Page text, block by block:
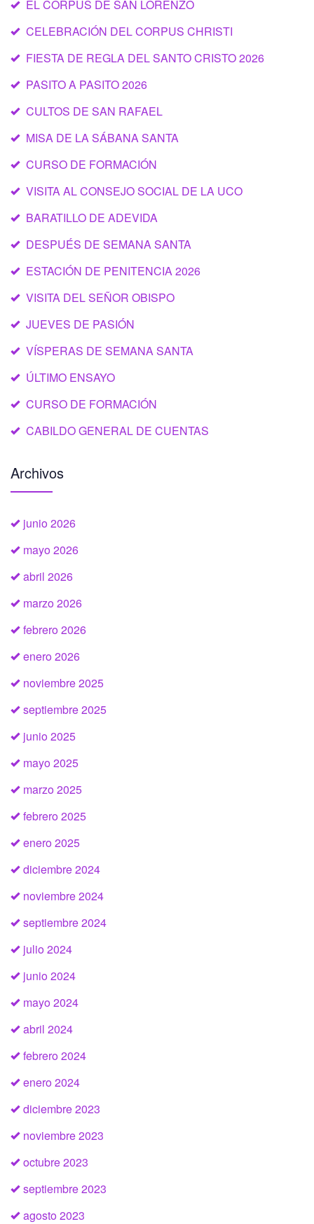
EL CORPUS DE SAN LORENZO
CELEBRACIÓN DEL CORPUS CHRISTI
FIESTA DE REGLA DEL SANTO CRISTO 2026
PASITO A PASITO 2026
CULTOS DE SAN RAFAEL
MISA DE LA SÁBANA SANTA
CURSO DE FORMACIÓN
VISITA AL CONSEJO SOCIAL DE LA UCO
BARATILLO DE ADEVIDA
DESPUÉS DE SEMANA SANTA
ESTACIÓN DE PENITENCIA 2026
VISITA DEL SEÑOR OBISPO
JUEVES DE PASIÓN
VÍSPERAS DE SEMANA SANTA
ÚLTIMO ENSAYO
CURSO DE FORMACIÓN
CABILDO GENERAL DE CUENTAS
Archivos
junio 2026
mayo 2026
abril 2026
marzo 2026
febrero 2026
enero 2026
noviembre 2025
septiembre 2025
junio 2025
mayo 2025
marzo 2025
febrero 2025
enero 2025
diciembre 2024
noviembre 2024
septiembre 2024
julio 2024
junio 2024
mayo 2024
abril 2024
febrero 2024
enero 2024
diciembre 2023
noviembre 2023
octubre 2023
septiembre 2023
agosto 2023